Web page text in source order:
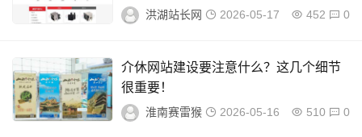
洪湖站长网 2026-05-17 452 0
介休网站建设要注意什么？这几个细节
很重要！
淮南赛雷猴 2026-05-16 510 0